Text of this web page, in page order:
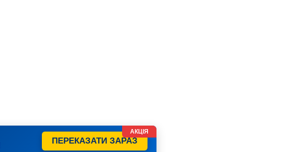
ПЕРЕКАЗАТИ ЗАРАЗ
АКЦІЯ